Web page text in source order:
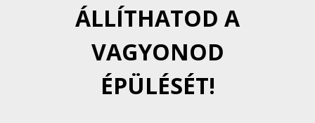
ÁLLÍTHATOD A
VAGYONOD
ÉPÜLÉSÉT!